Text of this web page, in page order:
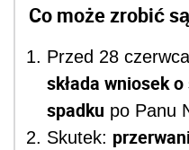
Co może zrobić
Przed 28
składa wniosek
spadku po Panu
Skutek: